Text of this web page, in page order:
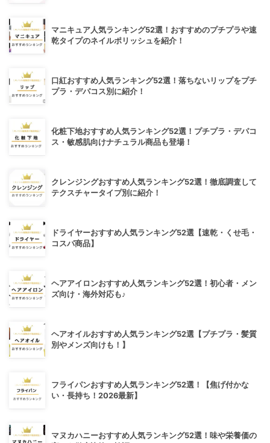
マニキュア人気ランキング52選！おすすめのプチプラや速
乾タイプのネイルポリッシュを紹介！
口紅おすすめ人気ランキング52選！落ちないリップをプチ
プラ・デパコス別に紹介！
化粧下地おすすめ人気ランキング52選！プチプラ・デパコ
ス・敏感肌向けナチュラル商品も登場！
クレンジングおすすめ人気ランキング52選！徹底調査して
テクスチャータイプ別に紹介！
ドライヤーおすすめ人気ランキング52選【速乾・くせ毛・
コスパ商品】
ヘアアイロンおすすめ人気ランキング52選！初心者・メン
ズ向け・海外対応も♪
ヘアオイルおすすめ人気ランキング52選【プチプラ・髪質
別やメンズ向けも！】
フライパンおすすめ人気ランキング52選！【焦げ付かな
い・長持ち！2026最新】
マヌカハニーおすすめ人気ランキング52選！味や栄養価の